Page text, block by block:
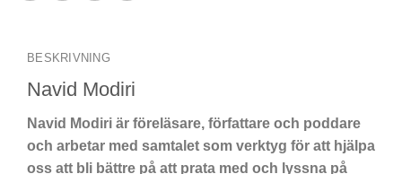
BESKRIVNING
Navid Modiri
Navid Modiri är föreläsare, författare och poddare
och arbetar med samtalet som verktyg för att hjälpa
oss att bli bättre på att prata med och lyssna på